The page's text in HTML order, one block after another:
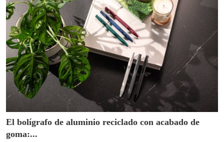
El bolígrafo de aluminio reciclado con acabado de
goma:...